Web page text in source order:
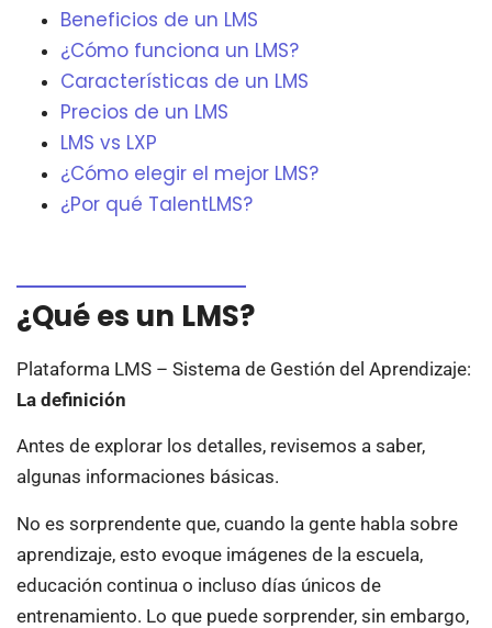
Beneficios de un LMS
¿Cómo funciona un LMS?
Características de un LMS
Precios de un LMS
LMS vs LXP
¿Cómo elegir el mejor LMS?
¿Por qué TalentLMS?
¿Qué es un LMS?
Plataforma LMS – Sistema de Gestión del Aprendizaje:
La definición
Antes de explorar los detalles, revisemos a saber,
algunas informaciones básicas.
No es sorprendente que, cuando la gente habla sobre
aprendizaje, esto evoque imágenes de la escuela,
educación continua o incluso días únicos de
entrenamiento. Lo que puede sorprender, sin embargo,